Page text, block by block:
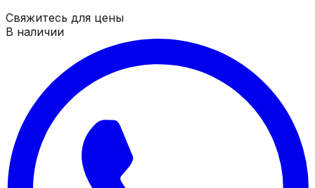
Свяжитесь для цены
В наличии